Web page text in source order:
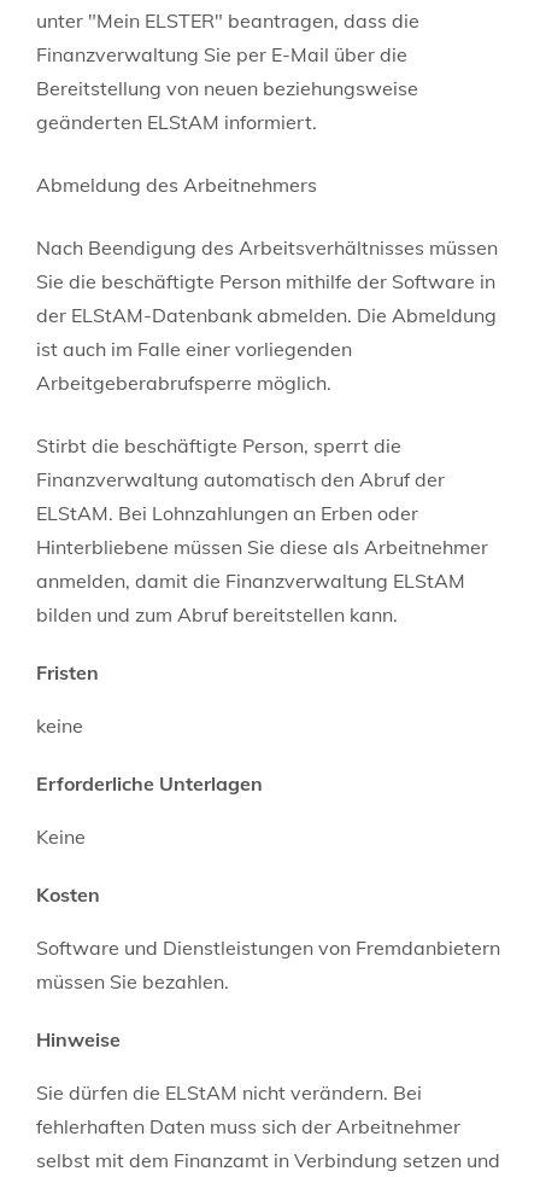
unter "Mein ELSTER" beantragen, dass die
Finanzverwaltung Sie per E-Mail über die
Bereitstellung von neuen beziehungsweise
geänderten ELStAM informiert.
Abmeldung des Arbeitnehmers
Nach Beendigung des Arbeitsverhältnisses müssen
Sie die beschäftigte Person mithilfe der Software in
der ELStAM-Datenbank abmelden. Die Abmeldung
ist auch im Falle einer vorliegenden
Arbeitgeberabrufsperre möglich.
Stirbt die beschäftigte Person, sperrt die
Finanzverwaltung automatisch den Abruf der
ELStAM. Bei Lohnzahlungen an Erben oder
Hinterbliebene müssen Sie diese als Arbeitnehmer
anmelden, damit die Finanzverwaltung ELStAM
bilden und zum Abruf bereitstellen kann.
Fristen
keine
Erforderliche Unterlagen
Keine
Kosten
Software und Dienstleistungen von Fremdanbietern
müssen Sie bezahlen.
Hinweise
Sie dürfen die ELStAM nicht verändern. Bei
fehlerhaften Daten muss sich der Arbeitnehmer
selbst mit dem Finanzamt in Verbindung setzen und